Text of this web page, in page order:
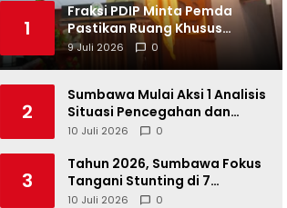
1
Fraksi PDIP Minta Pemda
Pastikan Ruang Khusus
Produk UMKM Lokal di Ritel
Modern
9 Juli 2026 0
2
Sumbawa Mulai Aksi 1 Analisis
Situasi Pencegahan dan
Percepatan Penurunan
10 Juli 2026 0
3
Tahun 2026, Sumbawa Fokus
Tangani Stunting di 7
Kacamatan
10 Juli 2026 0